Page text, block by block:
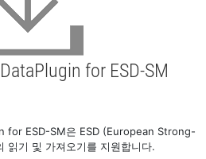
for ESD-SM
for ESD-SM은 ESD (European Strong-
기 및 가져오기를 지원합니다.